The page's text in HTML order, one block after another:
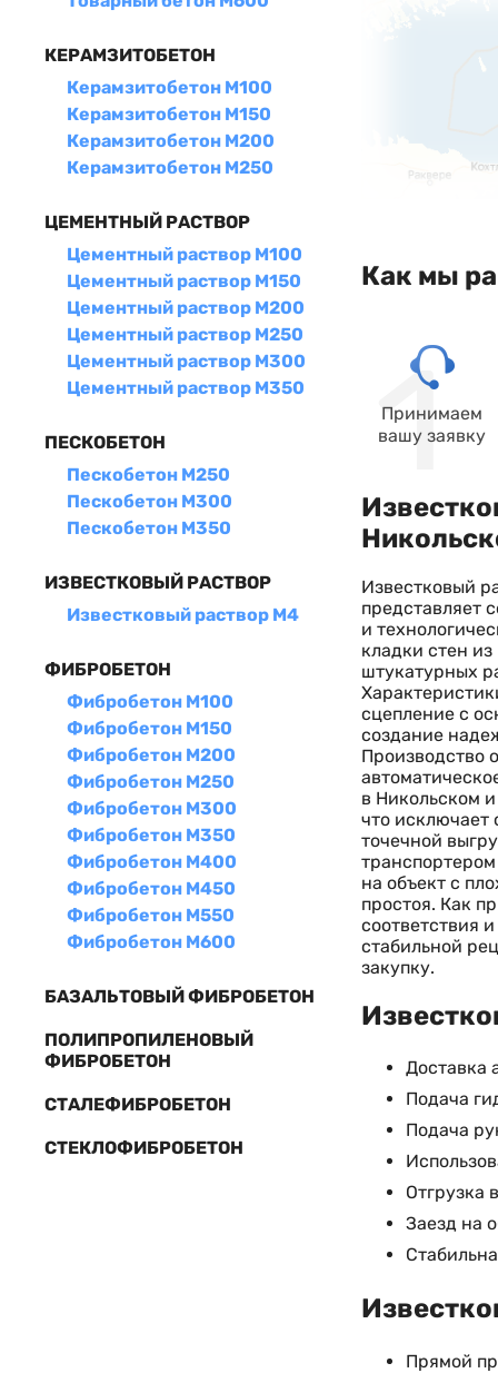
КЕРАМЗИТОБЕТОН
Керамзитобетон М100
Керамзитобетон М150
Керамзитобетон М200
Керамзитобетон М250
ЦЕМЕНТНЫЙ РАСТВОР
Цементный раствор М100
Цементный раствор М150
Цементный раствор М200
Цементный раствор М250
Цементный раствор М300
Цементный раствор М350
ПЕСКОБЕТОН
Пескобетон М250
Пескобетон М300
Пескобетон М350
ИЗВЕСТКОВЫЙ РАСТВОР
Известковый раствор М4
ФИБРОБЕТОН
Фибробетон М100
Фибробетон М150
Фибробетон М200
Фибробетон М250
Фибробетон М300
Фибробетон М350
Фибробетон М400
Фибробетон М450
Фибробетон М550
Фибробетон М600
БАЗАЛЬТОВЫЙ ФИБРОБЕТОН
ПОЛИПРОПИЛЕНОВЫЙ
ФИБРОБЕТОН
СТАЛЕФИБРОБЕТОН
СТЕКЛОФИБРОБЕТОН
Как мы
Принимаем
вашу заявку
Известковый
представляет
и
кладки стен
штукатурных
сцепление с
создание
Производство
в Никольском
что исключает
точечной
на объект с
простоя. Как
соответствия
стабильной
закупку.
Доставка
Подача
Подача
Отгрузка
Заезд на
Прямой